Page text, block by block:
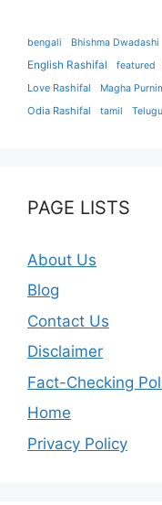
bengali Bhishma Dwadashi
English Rashifal
featured
Love Rashifal
Magha
Odia Rashifal tamil Telugu
PAGE LISTS
About Us
Blog
Contact Us
Disclaimer
Fact-Checking
Home
Privacy Policy